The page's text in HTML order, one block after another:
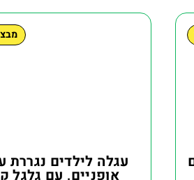
עגלה לילדים נגררת
אופניים, עם גלגל